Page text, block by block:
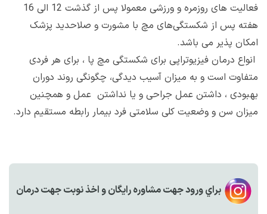
فعالیت های روزمره و ورزشی معمولا پس از گذشت 12 الی 16
هفته پس از شکستگی‌های مچ با مشورت و صلاحدید پزشک
امکان پذیر می باشد.
انواع درمان فیزیوتراپی برای شکستگی مچ پا ، برای هر فردی
متفاوت است و به میزان آسیب دیدگی، چگونگی روند دوران
بهبودی ، داشتن عمل جراحی و یا نداشتن عمل و همچنین
میزان سن و وضعیت کلی سلامتی فرد بیمار رابطه مستقیم دارد.
براي ورود جهت مشاوره رايگان و اخذ نوبت جهت درمان